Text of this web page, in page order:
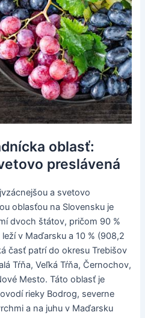
oblasť:
preslávená
a svetovo
oblasťou na Slovensku je
dvoch štátov, pričom 90 %
v Maďarsku a 10 % (908,2
časť patrí do okresu Trebišov
Tŕňa, Veľká Tŕňa, Černochov,
Mesto. Táto oblasť je
rieky Bodrog, severne
a na juhu v Maďarsku